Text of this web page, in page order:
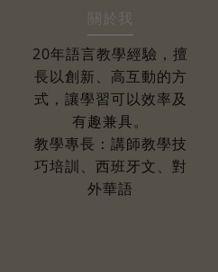
關於我
20年語言教學經驗，擅
長以創新、高互動的方
式，讓學習可以效率及
有趣兼具。
教學專長：講師教學技
巧培訓、西班牙文、對
外華語